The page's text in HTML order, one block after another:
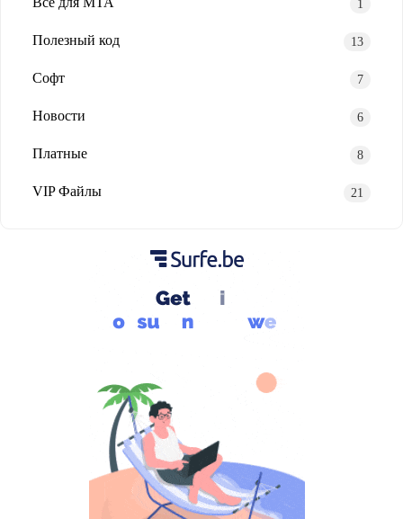
1
Полезный код 13
Софт 7
Новости 6
Платные 8
VIP Файлы 21